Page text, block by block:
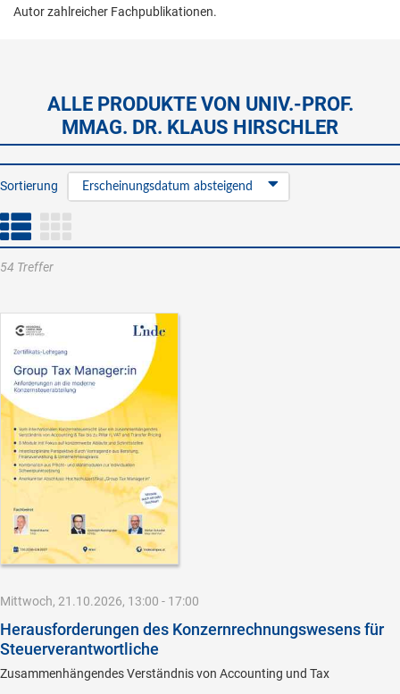
Autor zahlreicher Fachpublikationen.
ALLE PRODUKTE VON UNIV.-PROF.
MMAG. DR. KLAUS HIRSCHLER
Sortierung Erscheinungsdatum absteigend
54 Treffer
Mittwoch, 21.10.2026, 13:00 - 17:00
Herausforderungen des Konzernrechnungswesens für
Steuerverantwortliche
Zusammenhängendes Verständnis von Accounting und Tax